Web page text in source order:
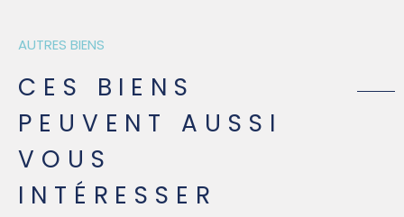
AUTRES BIENS
CES BIENS
PEUVENT AUSSI
VOUS
INTÉRESSER